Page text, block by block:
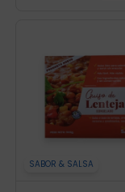
SABOR & SALSA